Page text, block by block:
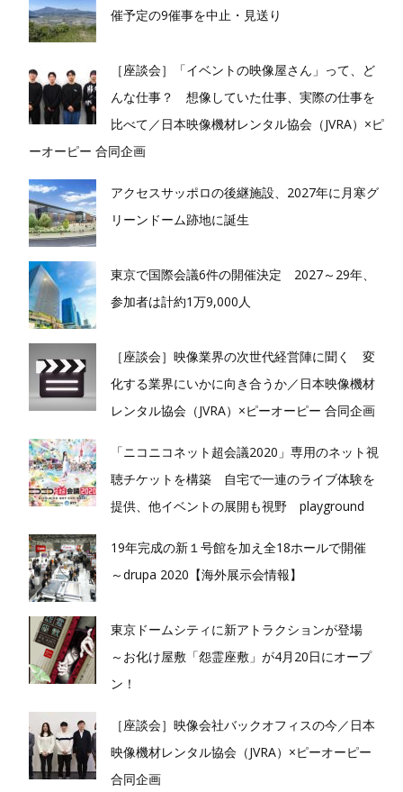
催予定の9催事を中止・見送り
［座談会］「イベントの映像屋さん」って、ど
んな仕事？ 想像していた仕事、実際の仕事を
比べて／日本映像機材レンタル協会（JVRA）×ピ
ーオーピー 合同企画
アクセスサッポロの後継施設、2027年に月寒グ
リーンドーム跡地に誕生
東京で国際会議6件の開催決定 2027～29年、
参加者は計約1万9,000人
［座談会］映像業界の次世代経営陣に聞く 変
化する業界にいかに向き合うか／日本映像機材
レンタル協会（JVRA）×ピーオーピー 合同企画
「ニコニコネット超会議2020」専用のネット視
聴チケットを構築 自宅で一連のライブ体験を
提供、他イベントの展開も視野 playground
19年完成の新１号館を加え全18ホールで開催
～drupa 2020【海外展示会情報】
東京ドームシティに新アトラクションが登場
～お化け屋敷「怨霊座敷」が4月20日にオープ
ン！
［座談会］映像会社バックオフィスの今／日本
映像機材レンタル協会（JVRA）×ピーオーピー
合同企画